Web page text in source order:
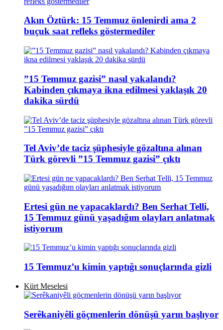
Akın Öztürk: 15 Temmuz önlenirdi ama 2
buçuk saat refleks göstermediler
”15 Temmuz gazisi” nasıl yakalandı?
Kabinden çıkmaya ikna edilmesi yaklaşık 20
dakika sürdü
Tel Aviv’de taciz şüphesiyle gözaltına alınan
Türk görevli ”15 Temmuz gazisi” çıktı
Ertesi gün ne yapacaklardı? Ben Serhat Telli,
15 Temmuz günü yaşadığım olayları anlatmak
istiyorum
15 Temmuz’u kimin yaptığı sonuçlarında gizli
Kürt Meselesi
Serêkaniyêli göçmenlerin dönüşü yarın başlıyor